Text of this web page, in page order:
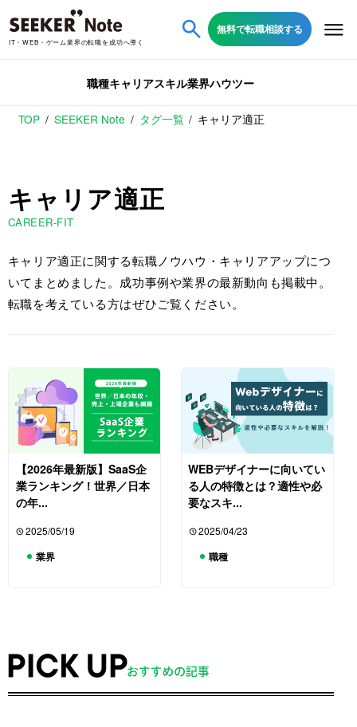
IT・WEB・ゲーム業界の転職を成功へ導く
無料で転職相談する
職種キャリアスキル業界ハウツー
TOP SEEKER Note タグ一覧 キャリア適正
キャリア適正
CAREER-FIT
キャリア適正に関する転職ノウハウ・キャリアアップにつ
いてまとめました。成功事例や業界の最新動向も掲載中。
転職を考えている方はぜひご覧ください。
【2026年最新版】SaaS企
業ランキング！世界／日本
の年...
2025/05/19
業界
WEBデザイナーに向いてい
る人の特徴とは？適性や必
要なスキ...
2025/04/23
職種